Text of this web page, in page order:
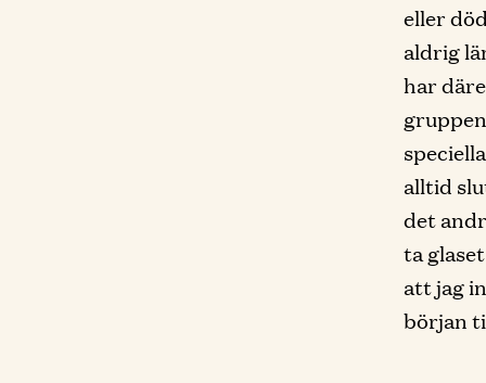
eller
aldrig
har
alltid
det
ta
att jag
början